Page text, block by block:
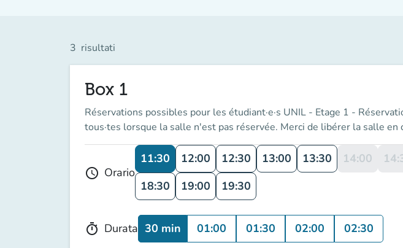
3 risultati
Box 1
Réservations possibles pour les étudiant·e·s UNIL - Etage 1 -
tous·tes lorsque la salle n'est pas réservée. Merci de libérer la salle en
schedule Orario
11:30 12:00 12:30 13:00 13:30 14:00
18:30
19:00 19:30
timer Durata 30 min 01:00 01:30 02:00 02:30